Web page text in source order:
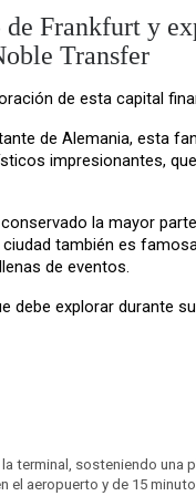
de Frankfurt y
Transfer
de esta capital
de Alemania, esta
impresionantes,
la mayor
también es
de eventos.
debe explorar durante
terminal, sosteniendo una
el aeropuerto y de 15